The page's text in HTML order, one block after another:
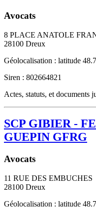
Avocats
8 PLACE ANATOLE
28100 Dreux
Géolocalisation : latitude
Siren : 802664821
Actes, statuts, et documents
SCP GIBIER -
GUEPIN GFRG
Avocats
11 RUE DES EMBUCHES
28100 Dreux
Géolocalisation : latitude